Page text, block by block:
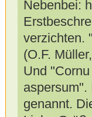
Nebenbei:
verzichten.
(O.F.
Und
aspersum".
genannt.